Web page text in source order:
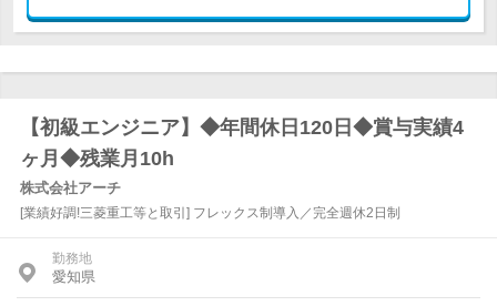
【初級エンジニア】◆年間休日120日◆賞与実績4
ヶ月◆残業月10h
株式会社アーチ
[業績好調!三菱重工等と取引] フレックス制導入／完全週休2日制
勤務地
愛知県